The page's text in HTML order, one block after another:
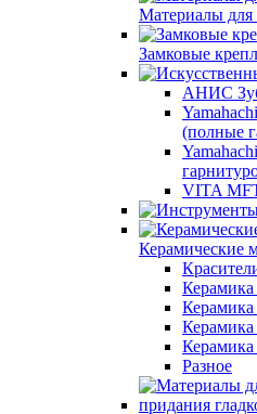
Материалы для
Замковые
АНИС
(полные
VITA
Керамические
Керамика
Разное